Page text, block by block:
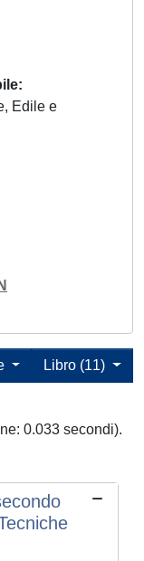
Edile e
Libro (11)
0.033 secondi).